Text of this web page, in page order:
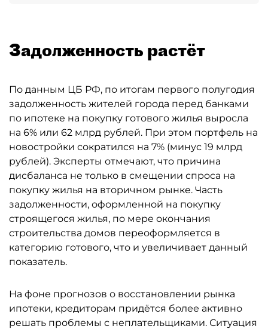
Задолженность растёт
По данным ЦБ РФ, по итогам первого полугодия
задолженность жителей города перед банками
по ипотеке на покупку готового жилья выросла
на 6% или 62 млрд рублей. При этом портфель на
новостройки сократился на 7% (минус 19 млрд
рублей). Эксперты отмечают, что причина
дисбаланса не только в смещении спроса на
покупку жилья на вторичном рынке. Часть
задолженности, оформленной на покупку
строящегося жилья, по мере окончания
строительства домов переоформляется в
категорию готового, что и увеличивает данный
показатель.
На фоне прогнозов о восстановлении рынка
ипотеки, кредиторам придётся более активно
решать проблемы с неплательщиками. Ситуация